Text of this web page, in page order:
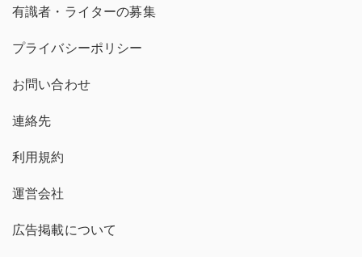
有識者・ライターの募集
プライバシーポリシー
お問い合わせ
連絡先
利用規約
運営会社
広告掲載について